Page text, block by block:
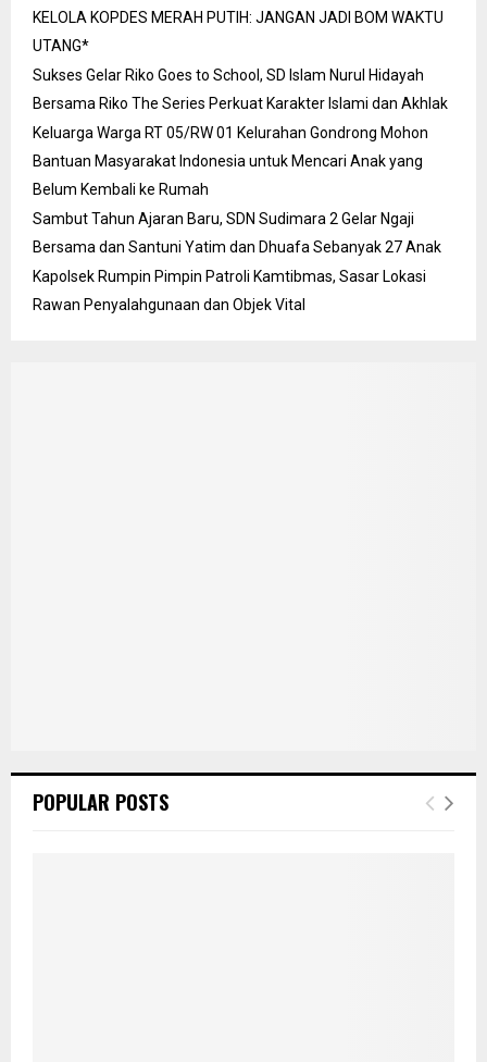
KELOLA KOPDES MERAH PUTIH: JANGAN JADI BOM WAKTU
UTANG*
Sukses Gelar Riko Goes to School, SD Islam Nurul Hidayah
Bersama Riko The Series Perkuat Karakter Islami dan Akhlak
Keluarga Warga RT 05/RW 01 Kelurahan Gondrong Mohon
Bantuan Masyarakat Indonesia untuk Mencari Anak yang
Belum Kembali ke Rumah
Sambut Tahun Ajaran Baru, SDN Sudimara 2 Gelar Ngaji
Bersama dan Santuni Yatim dan Dhuafa Sebanyak 27 Anak
Kapolsek Rumpin Pimpin Patroli Kamtibmas, Sasar Lokasi
Rawan Penyalahgunaan dan Objek Vital
POPULAR POSTS